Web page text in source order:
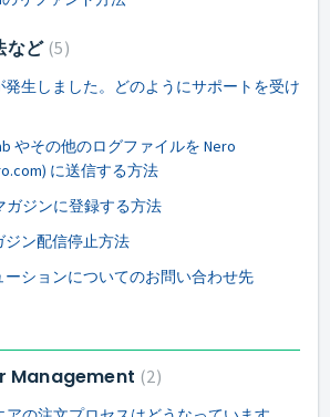
など 5
生しました。どのようにサポートを受け
やその他のログファイルを Nero
に送信する方法
ガジンに登録する方法
ジン配信停止方法
ーションについてのお問い合わせ先
Management 2